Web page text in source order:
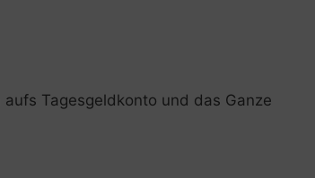
Tagesgeldkonto und das Ganze